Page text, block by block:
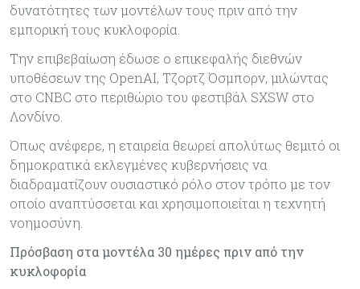
δυνατότητες των μοντέλων τους πριν από την
εμπορική τους κυκλοφορία.
Την επιβεβαίωση έδωσε ο επικεφαλής διεθνών
υποθέσεων της OpenAI, Τζορτζ Όσμπορν, μιλώντας
στο CNBC στο περιθώριο του φεστιβάλ SXSW στο
Λονδίνο.
Όπως ανέφερε, η εταιρεία θεωρεί απολύτως θεμιτό οι
δημοκρατικά εκλεγμένες κυβερνήσεις να
διαδραματίζουν ουσιαστικό ρόλο στον τρόπο με τον
οποίο αναπτύσσεται και χρησιμοποιείται η τεχνητή
νοημοσύνη.
Πρόσβαση στα μοντέλα 30 ημέρες πριν από την
κυκλοφορία